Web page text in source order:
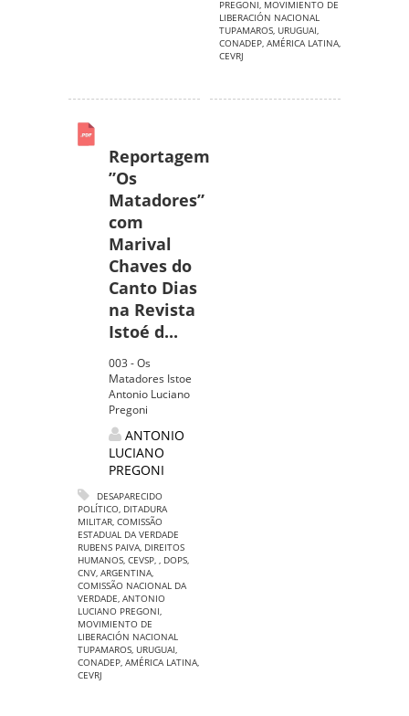
PREGONI, MOVIMIENTO DE
LIBERACIÓN NACIONAL
TUPAMAROS, URUGUAI,
CONADEP, AMÉRICA LATINA,
CEVRJ
Reportagem
”Os
Matadores”
com
Marival
Chaves do
Canto Dias
na Revista
Istoé d...
003 - Os
Matadores Istoe
Antonio Luciano
Pregoni
ANTONIO
LUCIANO
PREGONI
DESAPARECIDO
POLÍTICO, DITADURA
MILITAR, COMISSÃO
ESTADUAL DA VERDADE
RUBENS PAIVA, DIREITOS
HUMANOS, CEVSP, , DOPS,
CNV, ARGENTINA,
COMISSÃO NACIONAL DA
VERDADE, ANTONIO
LUCIANO PREGONI,
MOVIMIENTO DE
LIBERACIÓN NACIONAL
TUPAMAROS, URUGUAI,
CONADEP, AMÉRICA LATINA,
CEVRJ